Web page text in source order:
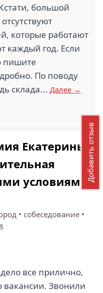
большой
которые работают
каждый год. Если
пишите
По поводу
склада... Далее →
Екатерины
условиями
• собеседование •
все прилично,
вакансии. Звонили
Добавить отзыв